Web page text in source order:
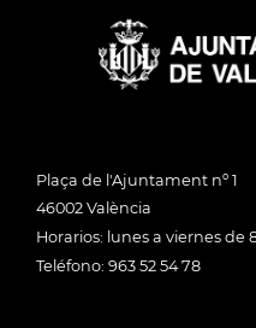
Plaça de l'Ajuntament nº 1
46002 València
Horarios: lunes a viernes de
Teléfono: 963 52 54 78